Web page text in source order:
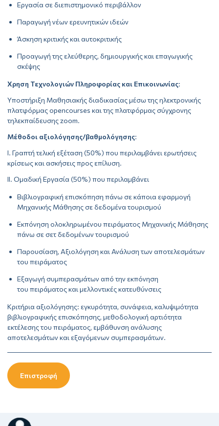
Εργασία σε διεπιστημονικό περιβάλλον
Παραγωγή νέων ερευνητικών ιδεών
Άσκηση κριτικής και αυτοκριτικής
Προαγωγή της ελεύθερης, δημιουργικής και επαγωγικής
σκέψης
Χρηση Τεχνολογιών Πληροφορίας και Επικοινωνίας:
Υποστήριξη Μαθησιακής διαδικασίας μέσω της ηλεκτρονικής
πλατφόρμας opencourses και της πλατφόρμας σύγχρονης
τηλεκπαίδευσης zoom.
Μέθοδοι αξιολόγησης/βαθμολόγησης:
Ι. Γραπτή τελική εξέταση (50%) που περιλαμβάνει ερωτήσεις
κρίσεως και ασκήσεις προς επίλυση.
ΙΙ. Ομαδική Εργασία (50%) που περιλαμβάνει
Βιβλιογραφική επισκόπηση πάνω σε κάποια εφαρμογή
Μηχανικής Μάθησης σε δεδομένα τουρισμού
Εκπόνηση ολοκληρωμένου πειράματος Μηχανικής Μάθησης
πάνω σε σετ δεδομένων τουρισμού
Παρουσίαση, Αξιολόγηση και Ανάλυση των αποτελεσμάτων
του πειράματος
Εξαγωγή συμπερασμάτων από την εκπόνηση
του πειράματος και μελλοντικές κατευθύνσεις
Κριτήρια αξιολόγησης: εγκυρότητα, συνάφεια, καλυψιμότητα
βιβλιογραφικής επισκόπησης, μεθοδολογική αρτιότητα
εκτέλεσης του πειράματος, εμβάθυνση ανάλυσης
αποτελεσμάτων και εξαγόμενων συμπερασμάτων.
Επιστροφή